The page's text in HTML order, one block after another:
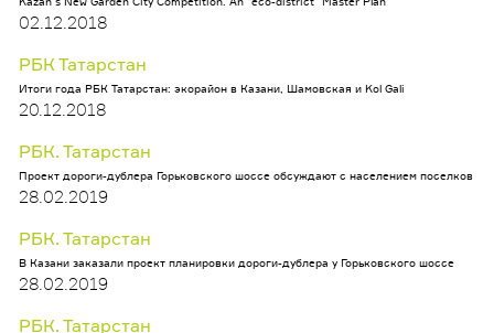
02.12.2018
РБК Татарстан
Итоги года РБК Татарстан: экорайон в Казани, Шамовская и Kol Gali
20.12.2018
РБК. Татарстан
Проект дороги-дублера Горьковского шоссе обсуждают с населением поселков
28.02.2019
РБК. Татарстан
В Казани заказали проект планировки дороги-дублера у Горьковского шоссе
28.02.2019
РБК. Татарстан